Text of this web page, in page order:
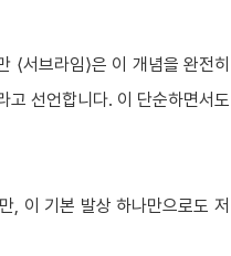
⟨서브라임⟩은 이 개념을 완전히
고 선언합니다. 이 단순하면서도
, 이 기본 발상 하나만으로도 저